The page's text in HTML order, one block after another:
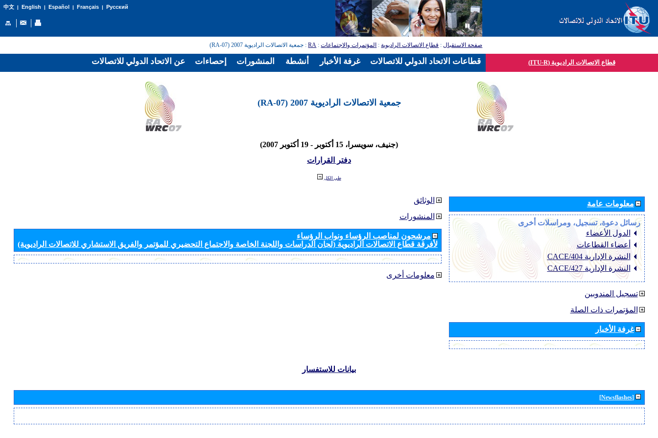
中文| English | Español | Français| Русский
صفحة الاستقبال: قطاع الاتصالات الراديوية: المؤتمرات والاجتماعات:
RA: جمعية الاتصالات الراديوية 2007 (RA-07)
قطاع الاتصالات الراديوية (ITU-R)
جمعية الاتصالات الراديوية 2007 (RA-07)
(جنيف، سويسرا، 15 أكتوبر - 19 أكتوبر 2007)
دفتر القرارات
طي الكل
الوثائق
المنشورات
مرشحون لمناصب الرؤساء ونواب الرؤساء
لأفرقة قطاع الاتصالات الراديوية (لجان الدراسات واللجنة الخاصة والاجتماع التحضيري للمؤتمر والفريق الاستشاري للاتصالات الراديوية)
معلومات أخرى
معلومات عامة
رسائل دعوة، تسجيل، ومراسلات أخرى
الدول الأعضاء
أعضاء القطاعات
النشرة الإدارية CACE/404
النشرة الإدارية CACE/427
تسجيل المندوبين
المؤتمرات ذات الصلة
غرفة الأخبار
بيانات للاستفسار
[Newsflashes]
عن الاتحاد الدولي للاتصالات إحصاءات المنشورات أنشطة غرفة الأخبار قطاعات الاتحاد الدولي للاتصالات